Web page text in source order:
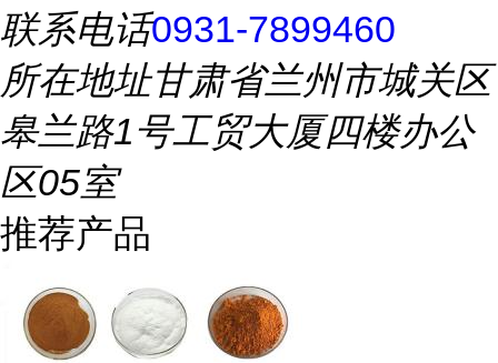
联系电话0931-7899460
所在地址甘肃省兰州市城关区
皋兰路1号工贸大厦四楼办公
区05室
推荐产品